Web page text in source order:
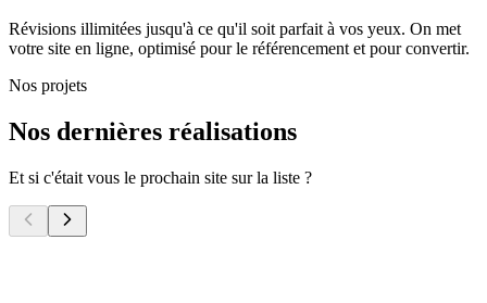
Révisions illimitées jusqu'à ce qu'il soit parfait à vos yeux. On met
votre site en ligne, optimisé pour le référencement et pour convertir.
Nos projets
Nos dernières réalisations
Et si c'était vous le prochain site sur la liste ?